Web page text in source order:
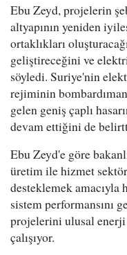
Ebu Zeyd, projelerin
altyapının yeniden
ortaklıkları
geliştireceğini ve
söyledi. Suriye'nin
rejiminin
gelen geniş çaplı
devam ettiğini de
Ebu Zeyd'e göre
üretim ile hizmet
desteklemek amacıyla
sistem performansını
projelerini ulusal
çalışıyor.